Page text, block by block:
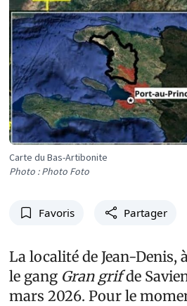
Carte du Bas-Artibonite
Photo : Photo Foto
Favoris Partager
La localité de Jean-Denis,
le gang Gran grifde
mars 2026. Pour le